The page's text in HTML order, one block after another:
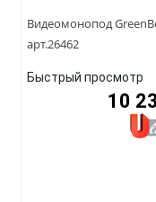
Видеомонопод
арт.26462
Быстрый просмотр
10